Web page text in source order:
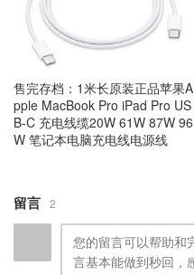
售完存档：1米长原装正品苹果A
pple MacBook Pro iPad Pro US
B-C 充电线缆20W 61W 87W 96
W 笔记本电脑充电线电源线
留言 2